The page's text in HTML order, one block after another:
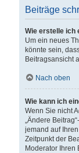
Beiträge
Wie erstelle ich
Um ein neues
könnte sein,
Beitragsansicht
Nach oben
Wie kann ich
Wenn Sie nicht
„Ändere
jemand auf
Zeitpunkt der
Moderator Ihren